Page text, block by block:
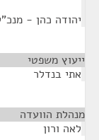
יהודה כהן -
ייעוץ משפטי
אתי בנדלר
מנהלת הוועדה
לאה ורון